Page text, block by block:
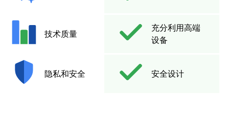
技术质量
充分利用高端
设备
隐私和安全 安全设计